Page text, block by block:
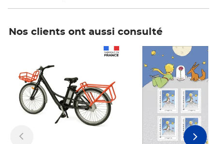
Nos clients ont aussi consulté
Prix 7,50€